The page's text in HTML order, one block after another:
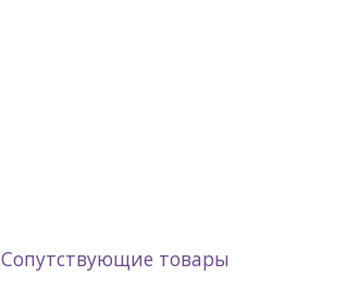
Сопутствующие товары